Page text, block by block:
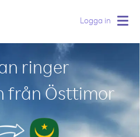
Logga in
ringer
från Östtimor